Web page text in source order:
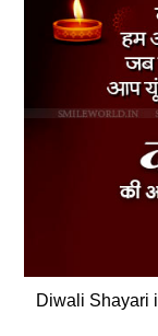
Diwali Shayari